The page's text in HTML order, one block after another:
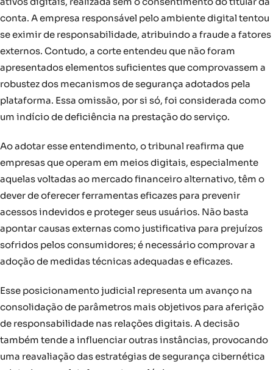
conta. A empresa responsável pelo ambiente digital tentou
se eximir de responsabilidade, atribuindo a fraude a fatores
externos. Contudo, a corte entendeu que não foram
apresentados elementos suficientes que comprovassem a
robustez dos mecanismos de segurança adotados pela
plataforma. Essa omissão, por si só, foi considerada como
um indício de deficiência na prestação do serviço.
Ao adotar esse entendimento, o tribunal reafirma que
empresas que operam em meios digitais, especialmente
aquelas voltadas ao mercado financeiro alternativo, têm o
dever de oferecer ferramentas eficazes para prevenir
acessos indevidos e proteger seus usuários. Não basta
apontar causas externas como justificativa para prejuízos
sofridos pelos consumidores; é necessário comprovar a
adoção de medidas técnicas adequadas e eficazes.
Esse posicionamento judicial representa um avanço na
consolidação de parâmetros mais objetivos para aferição
de responsabilidade nas relações digitais. A decisão
também tende a influenciar outras instâncias, provocando
uma reavaliação das estratégias de segurança cibernética